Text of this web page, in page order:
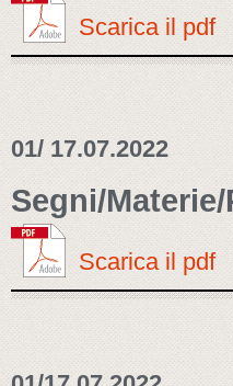
Scarica il pdf
01/ 17.07.2022
Segni/
Scarica il pdf